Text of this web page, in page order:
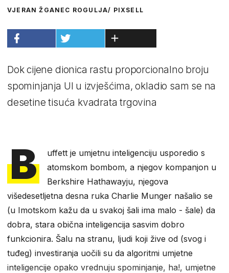
VJERAN ŽGANEC ROGULJA/ PIXSELL
Dok cijene dionica rastu proporcionalno broju
spominjanja UI u izvješćima, okladio sam se na
desetine tisuća kvadrata trgovina
B
uffett je umjetnu inteligenciju usporedio s
atomskom bombom, a njegov kompanjon u
Berkshire Hathawayju, njegova
višedesetljetna desna ruka Charlie Munger našalio se
(u Imotskom kažu da u svakoj šali ima malo - šale) da
dobra, stara obična inteligencija sasvim dobro
funkcionira. Šalu na stranu, ljudi koji žive od (svog i
tuđeg) investiranja uočili su da algoritmi umjetne
inteligencije opako vrednuju spominjanje, ha!, umjetne